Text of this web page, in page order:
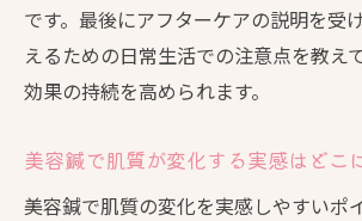
です。最後にアフターケアの説明を受
えるための日常生活での注意点を教え
効果の持続を高められます。
美容鍼で肌質が変化する実感はどこ
美容鍼で肌質の変化を実感しやすいポ